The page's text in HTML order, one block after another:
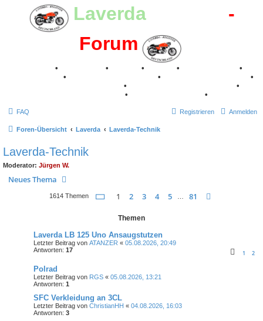
Laverda-Register -
Forum
• • • •
•
• •
•
•
•
• •
FAQ Anmelden
Registrieren
Foren-Übersicht Laverda Laverda-Technik
Laverda-Technik
Moderator: Jürgen W.
Neues Thema
1614 Themen Seite 1von 81
1 2 3 4 5 81
Themen
Laverda LB 125 Uno Ansaugstutzen
Letzter Beitrag von ATANZER « 05.08.2026, 20:49
Antworten: 17 1 2
Polrad
Letzter Beitrag von RGS « 05.08.2026, 13:21
Antworten: 1
SFC Verkleidung an 3CL
Letzter Beitrag von ChristianHH « 04.08.2026, 16:03
Antworten: 3